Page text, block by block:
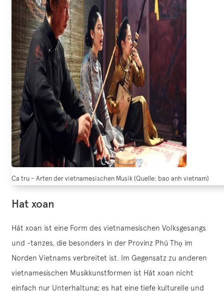
Ca tru – Arten der vietnamesischen Musik (Quelle: bao anh vietnam)
Hat xoan
Hát xoan ist eine Form des vietnamesischen Volksgesangs
und -tanzes, die besonders in der Provinz Phú Thọ im
Norden Vietnams verbreitet ist. Im Gegensatz zu anderen
vietnamesischen Musikkunstformen ist Hát xoan nicht
einfach nur Unterhaltung; es hat eine tiefe kulturelle und